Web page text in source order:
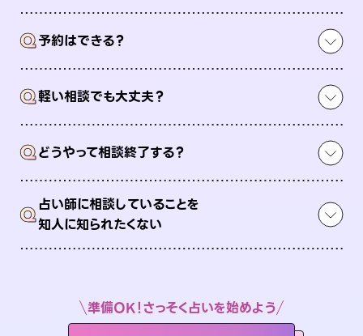
Q予約はできる？
Q軽い相談でも大丈夫？
Qどうやって相談終了する？
Q占い師に相談していることを
知人に知られたくない
準備OK！さっそく占いを始めよう